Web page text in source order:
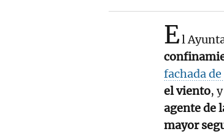
El
fachada
el viento,
agente de
mayor